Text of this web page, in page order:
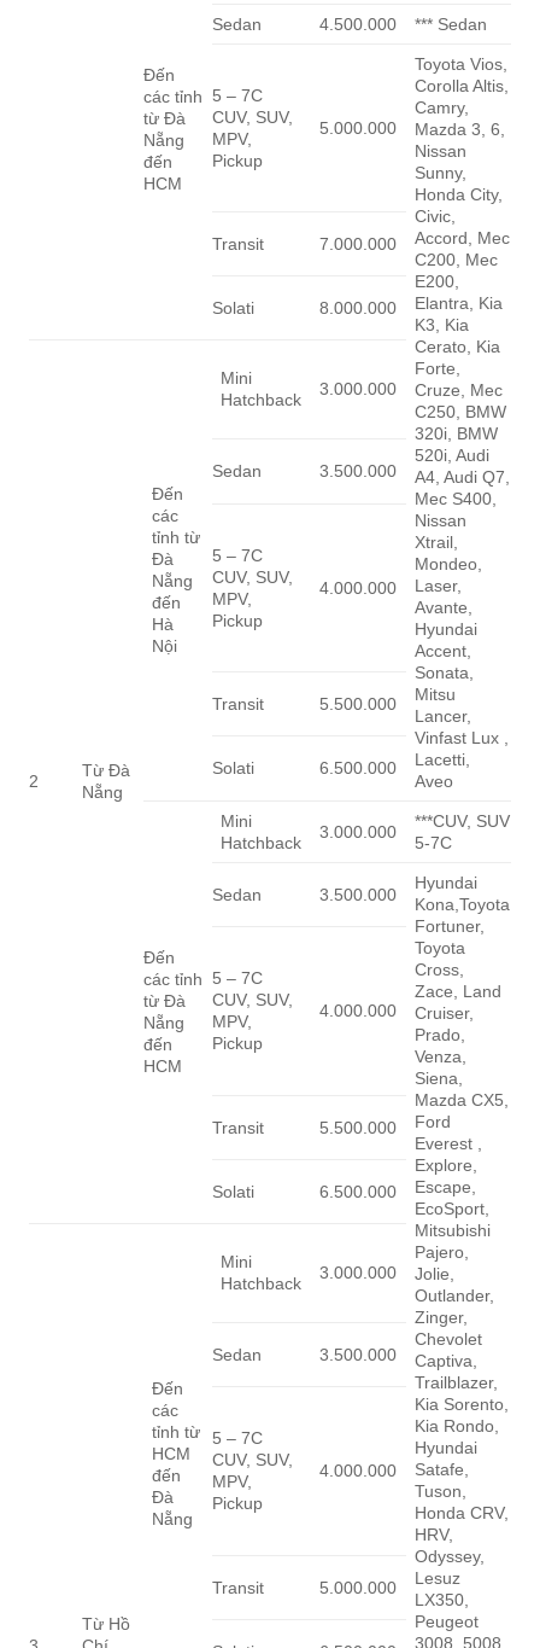
Đến
các tỉnh
từ Đà
Nẵng
đến
HCM
Sedan 4.500.000 *** Sedan
5 – 7C
CUV, SUV,
MPV,
Pickup
5.000.000
Toyota Vios,
Corolla Altis,
Camry,
Mazda 3, 6,
Nissan
Sunny,
Honda City,
Civic,
Accord, Mec
C200, Mec
E200,
Elantra, Kia
K3, Kia
Cerato, Kia
Forte,
Cruze, Mec
C250, BMW
320i, BMW
520i, Audi
A4, Audi Q7,
Mec S400,
Nissan
Xtrail,
Mondeo,
Laser,
Avante,
Hyundai
Accent,
Sonata,
Mitsu
Lancer,
Vinfast Lux ,
Lacetti,
Aveo
Transit 7.000.000
Solati 8.000.000
2
Từ Đà
Nẵng
Đến
các
tỉnh từ
Đà
Nẵng
đến
Hà
Nội
Mini
Hatchback
3.000.000
Sedan 3.500.000
5 – 7C
CUV, SUV,
MPV,
Pickup
4.000.000
Transit 5.500.000
Solati 6.500.000
Đến
các tỉnh
từ Đà
Nẵng
đến
HCM
Mini
Hatchback
3.000.000
***CUV, SUV
5-7C
Sedan 3.500.000
Hyundai
Kona,Toyota
Fortuner,
Toyota
Cross,
Zace, Land
Cruiser,
Prado,
Venza,
Siena,
Mazda CX5,
Ford
Everest ,
Explore,
Escape,
EcoSport,
Mitsubishi
Pajero,
Jolie,
Outlander,
Zinger,
Chevolet
Captiva,
Trailblazer,
Kia Sorento,
Kia Rondo,
Hyundai
Satafe,
Tuson,
Honda CRV,
HRV,
Odyssey,
Lesuz
LX350,
Peugeot
3008, 5008,
5 – 7C
CUV, SUV,
MPV,
Pickup
4.000.000
Transit 5.500.000
Solati 6.500.000
Từ Hồ
Đến
các
tỉnh từ
HCM
đến
Đà
Nẵng
Mini
Hatchback
3.000.000
Sedan 3.500.000
5 – 7C
CUV, SUV,
MPV,
Pickup
4.000.000
Transit 5.000.000